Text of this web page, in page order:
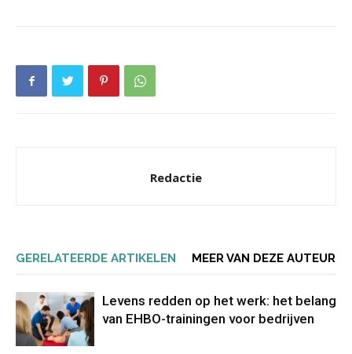
Redactie
GERELATEERDE ARTIKELEN MEER VAN DEZE AUTEUR
Levens redden op het werk: het belang
van EHBO-trainingen voor bedrijven